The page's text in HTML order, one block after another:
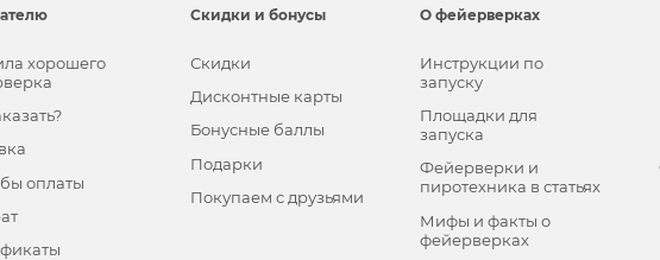
хорошего
оплаты
Скидки и бонусы
Скидки
Дисконтные карты
Бонусные баллы
Подарки
Покупаем с друзьями
О фейерверках
Инструкции по
запуску
Площадки для
запуска
Фейерверки и
пиротехника в статьях
Мифы и факты о
фейерверках